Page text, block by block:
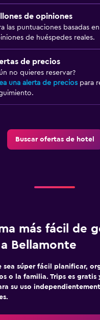
público
de esquí (en las
llevar
de opiniones
las puntuaciones basadas
de huéspedes reales.
de precios
no quieres reservar?
una alerta de precios para
Buscar ofertas de hotel
más fácil de
Bellamonte
sea súper fácil planificar,
o la familia. Trips es gratis
su uso